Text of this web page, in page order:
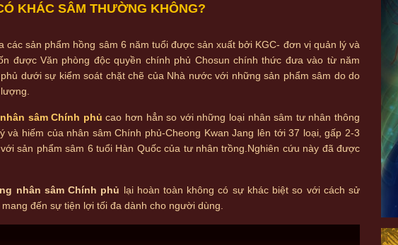
KHÁC SÂM THƯỜNG KHÔNG?
các sản phẩm hồng sâm 6 năm tuổi được sản xuất bởi KGC- đơn vị quản lý và
được Văn phòng độc quyền chính phủ Chosun chính thức đưa vào từ năm
dưới sự kiểm soát chặt chẽ của Nhà nước với những sản phẩm sâm do do
sâm Chính phủ cao hơn hẳn so với những loại nhân sâm tư nhân thông
hiếm của nhân sâm Chính phủ-Cheong Kwan Jang lên tới 37 loại, gấp 2-3
sản phẩm sâm 6 tuổi Hàn Quốc của tư nhân trồng.Nghiên cứu này đã được
nhân sâm Chính phủ lại hoàn toàn không có sự khác biệt so với cách sử
đến sự tiện lợi tối đa dành cho người dùng.